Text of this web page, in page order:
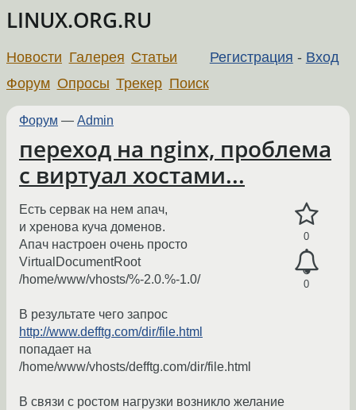
LINUX.ORG.RU
Регистрация - Вход
Новости Галерея Статьи
Форум Опросы Трекер Поиск
Форум — Admin
переход на nginx, проблема
с виртуал хостами...
0
0
Есть сервак на нем апач,
и хренова куча доменов.
Апач настроен очень просто
VirtualDocumentRoot
/home/www/vhosts/%-2.0.%-1.0/
В результате чего запрос
http://www.defftg.com/dir/file.html
попадает на
/home/www/vhosts/defftg.com/dir/file.html
В связи с ростом нагрузки возникло желание